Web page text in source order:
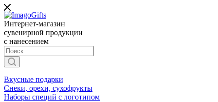
Интернет-магазин
сувенирной продукции
с нанесением
Вкусные подарки
Снеки, орехи, сухофрукты
Наборы специй с логотипом